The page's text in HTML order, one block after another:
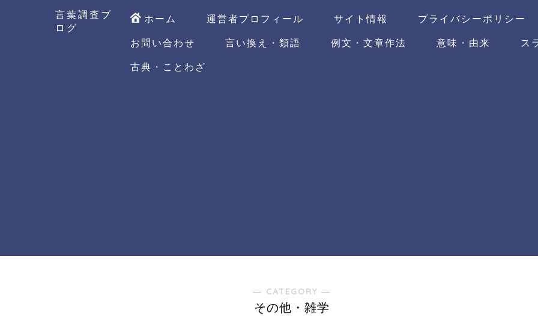
言葉調査ブ
ログ
ホーム 運営者プロフィール サイト情報
プライバシーポリシー
お問い合わせ
言い換え・類語 例文・文章作法 意味・由来
ス
古典・ことわざ
― CATEGORY ―
その他・雑学